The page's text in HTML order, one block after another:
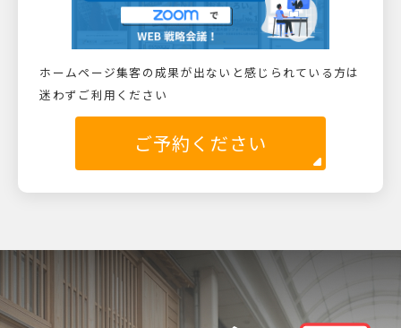
ホームページ集客の成果が出ないと感じられている方は
迷わずご利用ください
ご予約ください